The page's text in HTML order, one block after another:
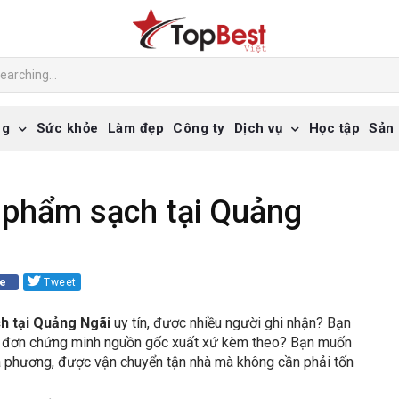
Sức khỏe Làm đẹp Công ty Dịch vụ Học tập Sản
sạch tại Quảng
Tweet
tại Quảng Ngãi uy tín, được nhiều người ghi nhận? Bạn
chứng minh nguồn gốc xuất xứ kèm theo? Bạn muốn
được vận chuyển tận nhà mà không cần phải tốn